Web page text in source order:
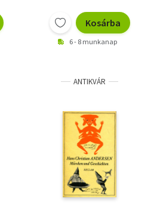
Kosárba
6 - 8 munkanap
ANTIKVÁR